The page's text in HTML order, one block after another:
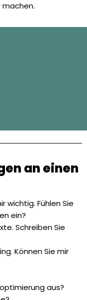
an einen
wichtig. Fühlen Sie
ein?
Schreiben Sie
Können Sie mir
aus?